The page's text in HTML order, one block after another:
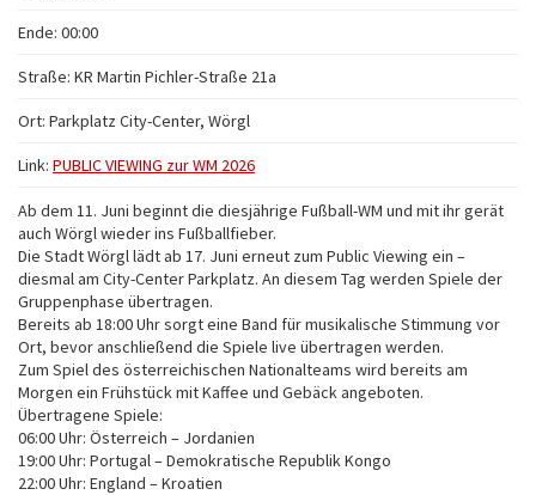
Ende: 00:00
Straße: KR Martin Pichler-Straße 21a
Ort: Parkplatz City-Center, Wörgl
Link: PUBLIC VIEWING zur WM 2026
Ab dem 11. Juni beginnt die diesjährige Fußball-WM und mit ihr gerät
auch Wörgl wieder ins Fußballfieber.
Die Stadt Wörgl lädt ab 17. Juni erneut zum Public Viewing ein –
diesmal am City-Center Parkplatz. An diesem Tag werden Spiele der
Gruppenphase übertragen.
Bereits ab 18:00 Uhr sorgt eine Band für musikalische Stimmung vor
Ort, bevor anschließend die Spiele live übertragen werden.
Zum Spiel des österreichischen Nationalteams wird bereits am
Morgen ein Frühstück mit Kaffee und Gebäck angeboten.
Übertragene Spiele:
06:00 Uhr: Österreich – Jordanien
19:00 Uhr: Portugal – Demokratische Republik Kongo
22:00 Uhr: England – Kroatien